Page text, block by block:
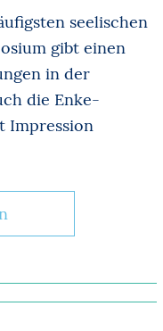
seelischen
gibt einen
in der
die Enke‐
Impression